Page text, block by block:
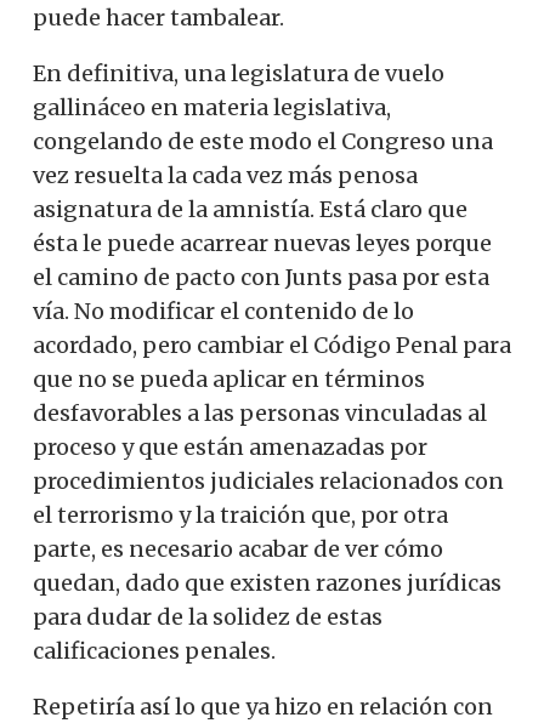
puede hacer tambalear.
En definitiva, una legislatura de vuelo
gallináceo en materia legislativa,
congelando de este modo el Congreso una
vez resuelta la cada vez más penosa
asignatura de la amnistía. Está claro que
ésta le puede acarrear nuevas leyes porque
el camino de pacto con Junts pasa por esta
vía. No modificar el contenido de lo
acordado, pero cambiar el Código Penal para
que no se pueda aplicar en términos
desfavorables a las personas vinculadas al
proceso y que están amenazadas por
procedimientos judiciales relacionados con
el terrorismo y la traición que, por otra
parte, es necesario acabar de ver cómo
quedan, dado que existen razones jurídicas
para dudar de la solidez de estas
calificaciones penales.
Repetiría así lo que ya hizo en relación con